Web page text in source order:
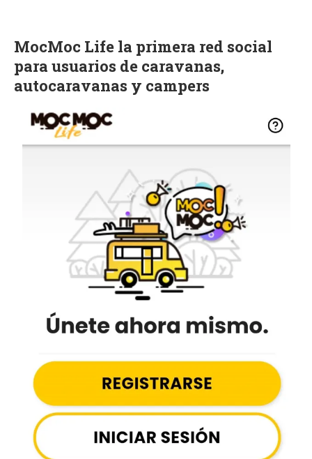
MocMoc Life la primera red social
para usuarios de caravanas,
autocaravanas y campers